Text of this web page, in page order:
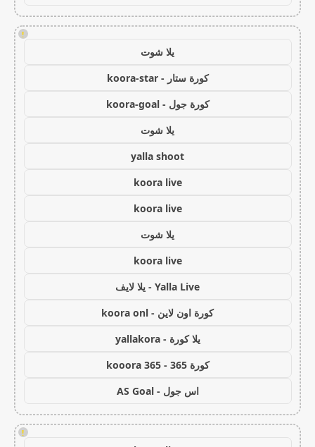
!
يلا شوت
كورة ستار - koora-star
كورة جول - koora-goal
يلا شوت
yalla shoot
koora live
koora live
يلا شوت
koora live
Yalla Live - يلا لايف
كورة اون لاين - koora onl
يلا كورة - yallakora
كورة 365 - kooora 365
اس جول - AS Goal
!